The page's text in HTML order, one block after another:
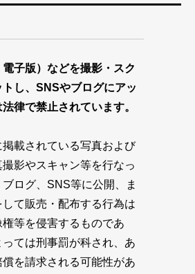
子版）などを撮影・スク
トし、SNSやブログにアッ
律で禁止されています。
載されている写真および
影やスキャン等を行なっ
ログ、SNS等に公開、ま
て販売・配布する行為は
等を侵害するものであ
っては刑事罰が科され、あ
償を請求される可能性があ